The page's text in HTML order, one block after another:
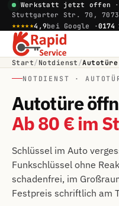
Werkstatt jetzt offen
Stuttgarter Str. 70,
★★★★★4,9bei Google ·0174
Start/ Notdienst /
NOTDIENST ·
Autotüre
Ab 80 € im
Schlüssel im Auto
Funkschlüssel ohne
schadenfrei, im
Festpreis schriftlich am